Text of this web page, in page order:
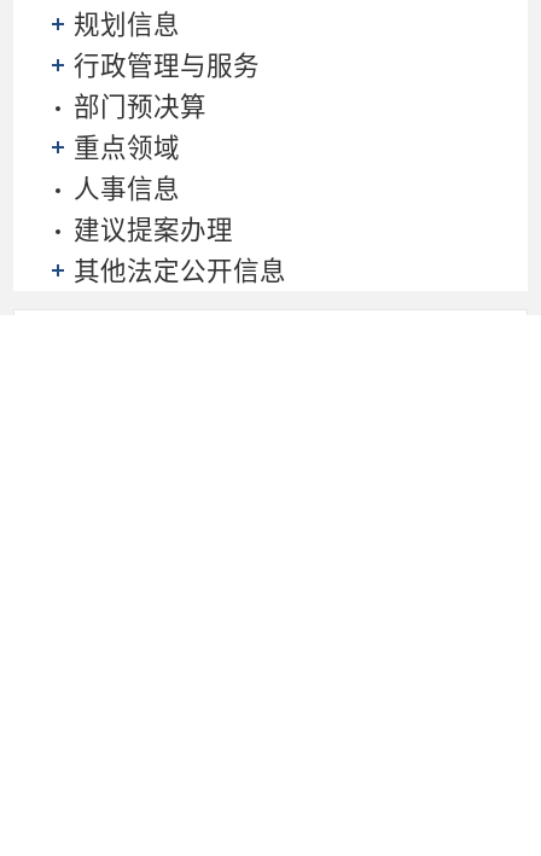
规划信息
行政管理与服务
部门预决算
重点领域
人事信息
建议提案办理
其他法定公开信息